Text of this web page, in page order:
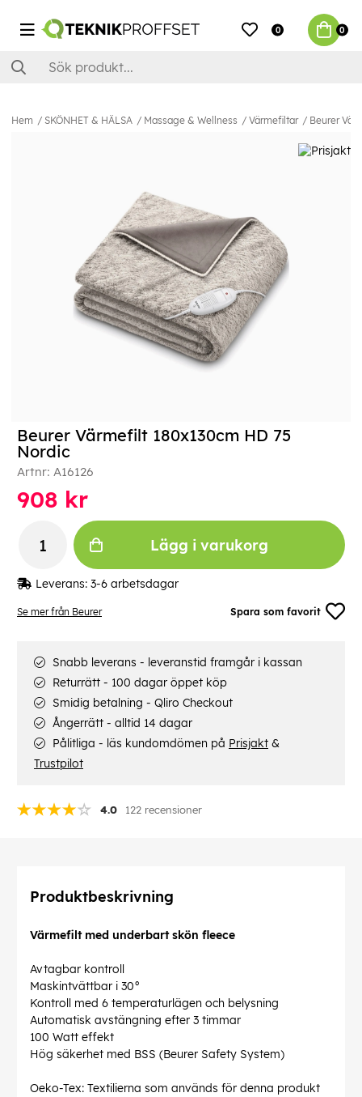
0 0
Hem SKÖNHET & HÄLSA Massage & Wellness Värmefiltar Beurer
Se mer från Beurer Spara som favorit
Beurer Värmefilt 180x130cm HD 75
Nordic
Artnr: A16126
4.0 122 recensioner
908 kr
Lägg i varukorg
Leverans: 3-6 arbetsdagar
Snabb leverans - leveranstid framgår i kassan
Returrätt - 100 dagar öppet köp
Smidig betalning - Qliro Checkout
Ångerrätt - alltid 14 dagar
Pålitliga - läs kundomdömen på Prisjakt &
Trustpilot
Produktbeskrivning
Värmefilt med underbart skön fleece
Avtagbar kontroll
Maskintvättbar i 30°
Kontroll med 6 temperaturlägen och belysning
Automatisk avstängning efter 3 timmar
100 Watt effekt
Hög säkerhet med BSS (Beurer Safety System)
Oeko-Tex: Textilierna som används för denna produkt